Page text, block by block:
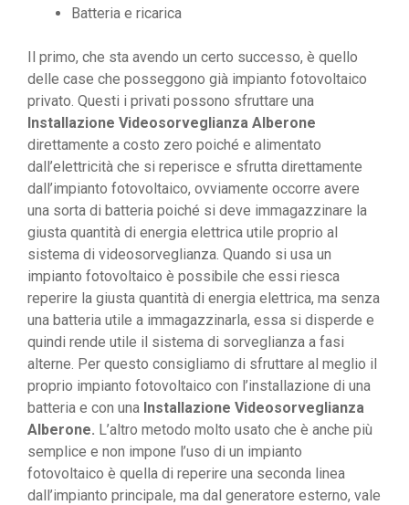
Batteria e ricarica
Il primo, che sta avendo un certo successo, è quello
delle case che posseggono già impianto fotovoltaico
privato. Questi i privati possono sfruttare una
Installazione Videosorveglianza Alberone
direttamente a costo zero poiché e alimentato
dall’elettricità che si reperisce e sfrutta direttamente
dall’impianto fotovoltaico, ovviamente occorre avere
una sorta di batteria poiché si deve immagazzinare la
giusta quantità di energia elettrica utile proprio al
sistema di videosorveglianza. Quando si usa un
impianto fotovoltaico è possibile che essi riesca
reperire la giusta quantità di energia elettrica, ma senza
una batteria utile a immagazzinarla, essa si disperde e
quindi rende utile il sistema di sorveglianza a fasi
alterne. Per questo consigliamo di sfruttare al meglio il
proprio impianto fotovoltaico con l’installazione di una
batteria e con una Installazione Videosorveglianza
Alberone. L’altro metodo molto usato che è anche più
semplice e non impone l’uso di un impianto
fotovoltaico è quella di reperire una seconda linea
dall’impianto principale, ma dal generatore esterno, vale